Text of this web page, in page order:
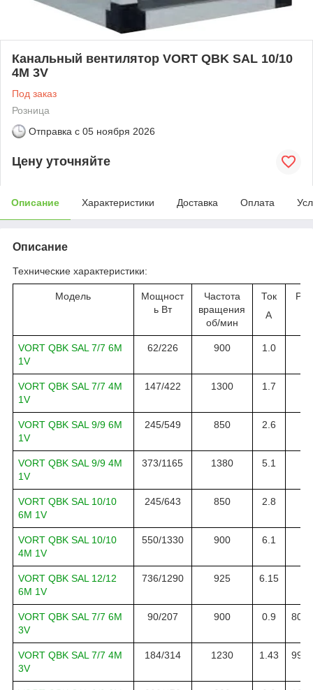
Канальный вентилятор VORT QBK SAL 10/10
4M 3V
Под заказ
Розница
Отправка с 05 ноября 2026
Цену уточняйте
Описание Характеристики Доставка Оплата
Описание
Технические характеристики:
Модель
Мощност
ь Вт
Частота
вращения
об/мин
Ток
А
VORT QBK SAL 7/7 6M
1V
62/226 900 1.0
VORT QBK SAL 7/7 4M
1V
147/422 1300 1. 7
VORT QBK SAL 9/9 6M
1V
245/549 850 2.6
VORT QBK SAL 9/9 4M
1V
373/1165 1380 5.1
VORT QBK SAL 10/10
6M 1V
245/643 850 2.8
VORT QBK SAL 10/10
4M 1V
550/1330 900 6.1
VORT QBK SAL 12/12
6M 1V
736/1290 925 6.15
VORT QBK SAL 7/7 6M
3V
90/207 900 0.9 800/
VORT QBK SAL 7/7 4M
3V
184/314 1230 1.43 990/